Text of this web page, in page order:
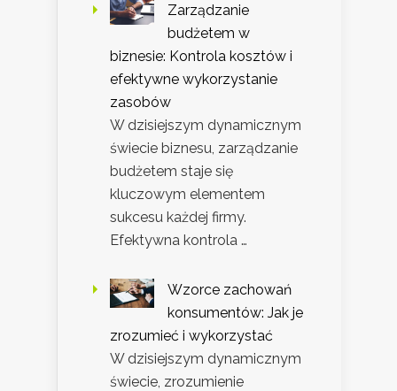
Zarządzanie
budżetem w
biznesie: Kontrola kosztów i
efektywne wykorzystanie
zasobów
W dzisiejszym dynamicznym
świecie biznesu, zarządzanie
budżetem staje się
kluczowym elementem
sukcesu każdej firmy.
Efektywna kontrola …
Wzorce zachowań
konsumentów: Jak je
zrozumieć i wykorzystać
W dzisiejszym dynamicznym
świecie, zrozumienie